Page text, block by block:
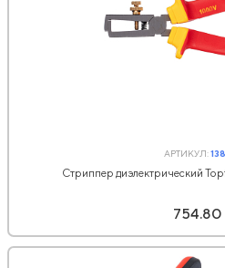
АРТИКУЛ:
Стриппер диэлектрический
754.80